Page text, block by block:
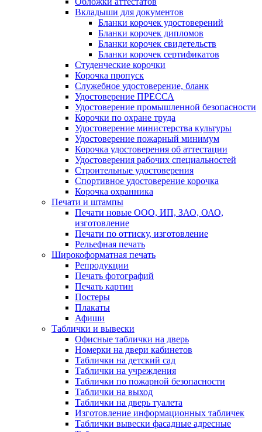
Вкладыши для документов
Бланки корочек удостоверений
Бланки корочек дипломов
Бланки корочек свидетельств
Бланки корочек сертификатов
Студенческие корочки
Корочка пропуск
Служебное удостоверение, бланк
Удостоверение ПРЕССА
Удостоверение промышленной безопасности
Корочки по охране труда
Удостоверение министерства культуры
Удостоверение пожарный минимум
Корочка удостоверения об аттестации
Удостоверения рабочих специальностей
Строительные удостоверения
Спортивное удостоверение корочка
Корочка охранника
Печати и штампы
Печати новые ООО, ИП, ЗАО, ОАО,
изготовление
Печати по оттиску, изготовление
Рельефная печать
Широкоформатная печать
Репродукции
Печать фотографий
Печать картин
Постеры
Плакаты
Афиши
Таблички и вывески
Офисные таблички на дверь
Номерки на двери кабинетов
Таблички на детский сад
Таблички на учреждения
Таблички по пожарной безопасности
Таблички на выход
Таблички на дверь туалета
Изготовление информационных табличек
Таблички вывески фасадные адресные